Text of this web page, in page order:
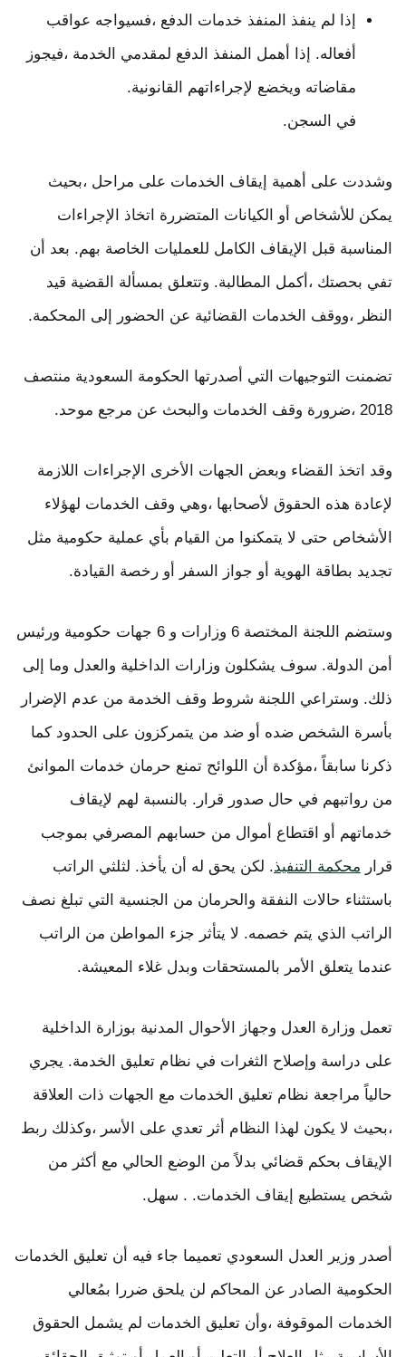
إذا لم ينفذ المنفذ خدمات الدفع ،فسيواجه عواقب
أفعاله. إذا أهمل المنفذ الدفع لمقدمي الخدمة ،فيجوز
مقاضاته ويخضع لإجراءاتهم القانونية.
في السجن.
وشددت على أهمية إيقاف الخدمات على مراحل ،بحيث
يمكن للأشخاص أو الكيانات المتضررة اتخاذ الإجراءات
المناسبة قبل الإيقاف الكامل للعمليات الخاصة بهم. بعد أن
تفي بحصتك ،أكمل المطالبة. وتتعلق بمسألة القضية قيد
النظر ،ووقف الخدمات القضائية عن الحضور إلى المحكمة.
تضمنت التوجيهات التي أصدرتها الحكومة السعودية منتصف
2018 ،ضرورة وقف الخدمات والبحث عن مرجع موحد.
وقد اتخذ القضاء وبعض الجهات الأخرى الإجراءات اللازمة
لإعادة هذه الحقوق لأصحابها ،وهي وقف الخدمات لهؤلاء
الأشخاص حتى لا يتمكنوا من القيام بأي عملية حكومية مثل
تجديد بطاقة الهوية أو جواز السفر أو رخصة القيادة.
وستضم اللجنة المختصة 6 وزارات و 6 جهات حكومية ورئيس
أمن الدولة. سوف يشكلون وزارات الداخلية والعدل وما إلى
ذلك. وستراعي اللجنة شروط وقف الخدمة من عدم الإضرار
بأسرة الشخص ضده أو ضد من يتمركزون على الحدود كما
ذكرنا سابقاً ،مؤكدة أن اللوائح تمنع حرمان خدمات الموانئ
من رواتبهم في حال صدور قرار. بالنسبة لهم لإيقاف
خدماتهم أو اقتطاع أموال من حسابهم المصرفي بموجب
قرار محكمة التنفيذ. لكن يحق له أن يأخذ. لثلثي الراتب
باستثناء حالات النفقة والحرمان من الجنسية التي تبلغ نصف
الراتب الذي يتم خصمه. لا يتأثر جزء المواطن من الراتب
عندما يتعلق الأمر بالمستحقات وبدل غلاء المعيشة.
تعمل وزارة العدل وجهاز الأحوال المدنية بوزارة الداخلية
على دراسة وإصلاح الثغرات في نظام تعليق الخدمة. يجري
حالياً مراجعة نظام تعليق الخدمات مع الجهات ذات العلاقة
،بحيث لا يكون لهذا النظام أثر تعدي على الأسر ،وكذلك ربط
الإيقاف بحكم قضائي بدلاً من الوضع الحالي مع أكثر من
شخص يستطيع إيقاف الخدمات. . سهل.
أصدر وزير العدل السعودي تعميما جاء فيه أن تعليق الخدمات
الحكومية الصادر عن المحاكم لن يلحق ضررا بمُعالي
الخدمات الموقوفة ،وأن تعليق الخدمات لم يشمل الحقوق